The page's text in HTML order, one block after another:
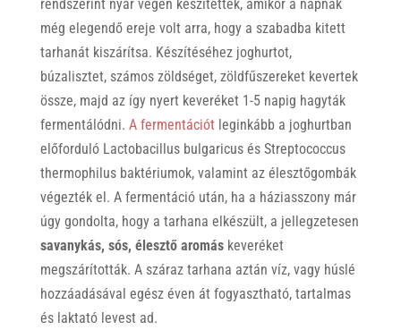
rendszerint nyár végén készítették, amikor a napnak
még elegendő ereje volt arra, hogy a szabadba kitett
tarhanát kiszárítsa. Készítéséhez joghurtot,
búzalisztet, számos zöldséget, zöldfűszereket kevertek
össze, majd az így nyert keveréket 1-5 napig hagyták
fermentálódni. A fermentációt leginkább a joghurtban
előforduló Lactobacillus bulgaricus és Streptococcus
thermophilus baktériumok, valamint az élesztőgombák
végezték el. A fermentáció után, ha a háziasszony már
úgy gondolta, hogy a tarhana elkészült, a jellegzetesen
savanykás, sós, élesztő aromáskeveréket
megszárították. A száraz tarhana aztán víz, vagy húslé
hozzáadásával egész éven át fogyasztható, tartalmas
és laktató levest ad.